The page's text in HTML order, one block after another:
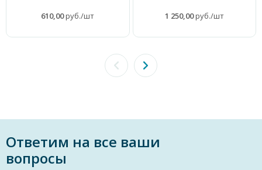
610,00руб./шт 1 250,00руб./шт
Ответим на все ваши
вопросы